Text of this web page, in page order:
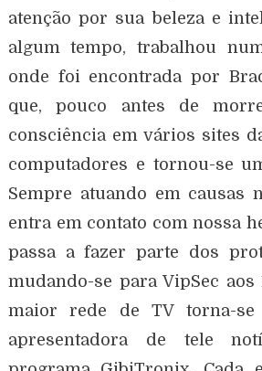
atenção por sua beleza e
algum tempo, trabalhou
onde foi encontrada por
que, pouco antes de
consciência em vários sites
computadores e tornou-se
Sempre atuando em causas
entra em contato com nossa
passa a fazer parte dos
mudando-se para VipSec aos
maior rede de TV torna-
apresentadora de tele